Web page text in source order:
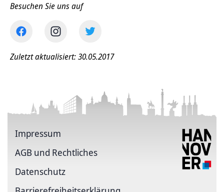
Besuchen Sie uns auf
Zuletzt aktualisiert: 30.05.2017
Impressum
AGB und Rechtliches
Datenschutz